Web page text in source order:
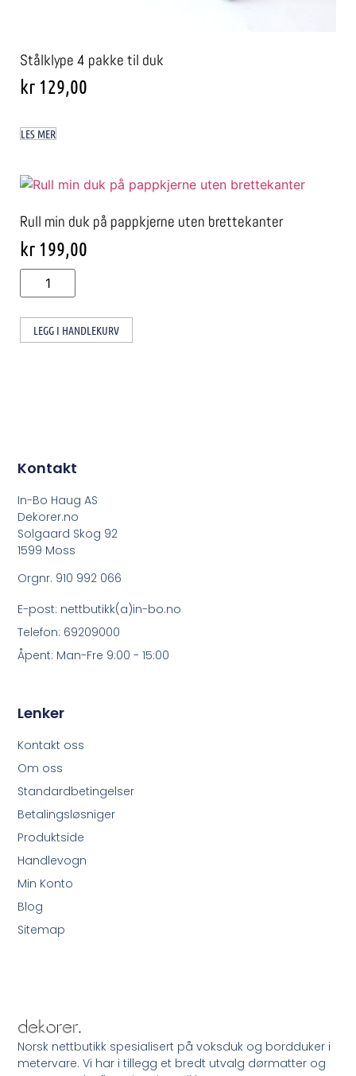
Stålklype 4 pakke til duk
kr 129,00
LES MER
Rull min duk på pappkjerne uten brettekanter
kr 199,00
LEGG I HANDLEKURV
Norsk nettbutikk spesialisert på voksduk og bordduker i
metervare. Vi har i tillegg et bredt utvalg dørmatter og
Lenker
Kontakt oss
Om oss
Standardbetingelser
Betalingsløsniger
Produktside
Handlevogn
Min Konto
Blog
Sitemap
Kontakt
In-Bo Haug AS
Dekorer.no
Solgaard Skog 92
1599 Moss
Orgnr. 910 992 066
E-post: nettbutikk(a)in-bo.no
Telefon: 69209000
Åpent: Man-Fre 9:00 - 15:00